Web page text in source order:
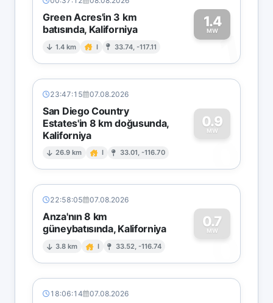
Green Acres'in 3 km
batısında, Kaliforniya
1.4 km I 33.74, -117.11
1.4
MW1
23:47:15 07.08.2026
San Diego Country
Estates'in 8 km doğusunda,
Kaliforniya
26.9 km I 33.01, -116.70
0.9
MW
0
22:58:05 07.08.2026
Anza'nın 8 km
güneybatısında, Kaliforniya
3.8 km I 33.52, -116.74
0.7
MW
0
18:06:14 07.08.2026